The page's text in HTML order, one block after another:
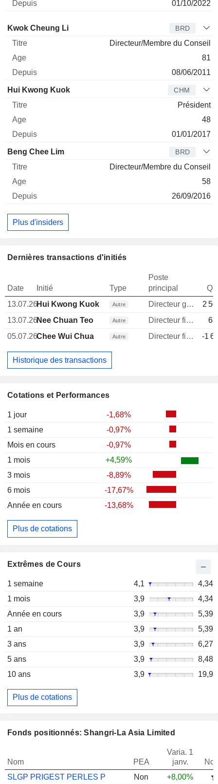
Cotations et Performances
1 jour
-1,68%
1 semaine
-0,97%
Mois en cours
-0,97%
1 mois
+4,59%
3 mois
-8,89%
6 mois
-17,67%
Année en cours
-13,68%
Plus de cotations
Extrêmes de Cours
1 semaine 4,1
4,34
1 mois
3,9
4,34
Année en cours
3,9
5,39
1 an
3,9
5,39
3 ans
3,9
6,27
5 ans
3,9
8,48
10 ans
3,9 19,9
Plus de cotations
01/10/2022
Administrateur Titre
Kwok Cheung Li BRD
Directeur/Membre du Conseil
81
08/06/2011
Hui Kwong Kuok CHM
Président
48
01/01/2017
Beng Chee Lim BRD
Directeur/Membre du Conseil
58
26/09/2016
Plus d'insiders
Dernières transactions d'initiés
Date Initié Type
Poste
principal
13.07.26Hui Kwong Kuok Autre Directeur general
2
13.07.26Nee Chuan Teo Autre Directeur financier
05.07.26Chee Wui Chua Autre Directeur financier -1
Historique des transactions
Fonds positionnés: Shangri-La Asia Limited
Nom PEA
Varia. 1
janv.
SLGP PRIGEST PERLES P
Non
+8,00%